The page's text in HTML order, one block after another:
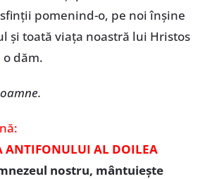
pomenind-o, pe noi înșine
și toată viața noastră lui Hristos
o dăm.
ANTIFONULUI AL DOILEA
nostru, mântuiește